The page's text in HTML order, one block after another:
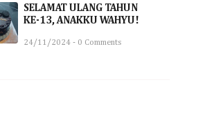
SELAMAT ULANG TAHUN
KE-13, ANAKKU WAHYU!
24/11/2024 - 0 Comments